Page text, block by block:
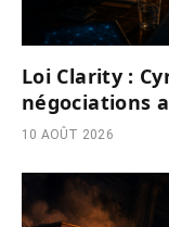
Loi Clarity :
négociations
10 AOÛT 2026